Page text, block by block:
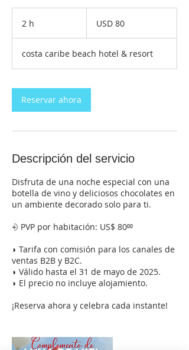
2 h
estadounidenses
USD 80
costa caribe beach hotel & resort
Reservar ahora
Descripción del servicio
Disfruta de una noche especial con una
botella de vino y deliciosos chocolates en
un ambiente decorado solo para ti.
⨮ PVP por habitación: US$ 80⁰⁰
◗ Tarifa con comisión para los canales de
ventas B2B y B2C.
◗ Válido hasta el 31 de mayo de 2025.
◗ El precio no incluye alojamiento.
¡Reserva ahora y celebra cada instante!